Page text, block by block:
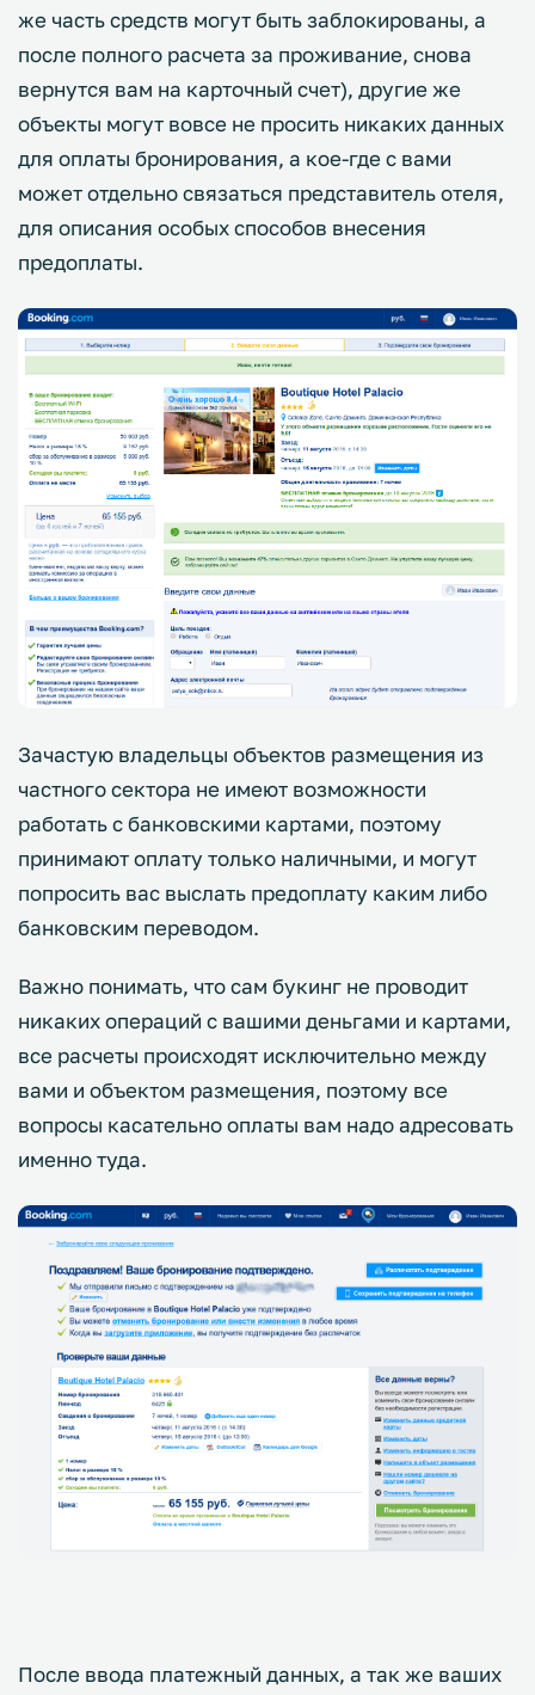
же часть средств могут быть заблокированы, а
после полного расчета за проживание, снова
вернутся вам на карточный счет), другие же
объекты могут вовсе не просить никаких данных
для оплаты бронирования, а кое-где с вами
может отдельно связаться представитель отеля,
для описания особых способов внесения
предоплаты.
Зачастую владельцы объектов размещения из
частного сектора не имеют возможности
работать с банковскими картами, поэтому
принимают оплату только наличными, и могут
попросить вас выслать предоплату каким либо
банковским переводом.
Важно понимать, что сам букинг не проводит
никаких операций с вашими деньгами и картами,
все расчеты происходят исключительно между
вами и объектом размещения, поэтому все
вопросы касательно оплаты вам надо адресовать
именно туда.
После ввода платежный данных, а так же ваших